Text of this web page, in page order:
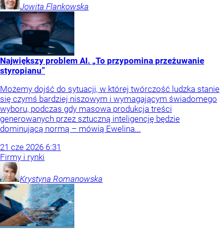
Jowita Flankowska
Największy problem AI. „To przypomina przeżuwanie
styropianu”
Możemy dojść do sytuacji, w której twórczość ludzka stanie
się czymś bardziej niszowym i wymagającym świadomego
wyboru, podczas gdy masowa produkcja treści
generowanych przez sztuczną inteligencję będzie
dominującą normą – mówią Ewelina...
21 cze 2026 6:31
Firmy i rynki
Krystyna Romanowska